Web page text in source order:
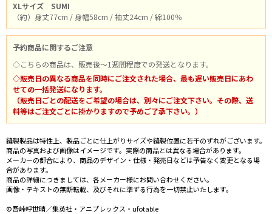
XLサイズ
SUMI
（約）身丈77cm / 身幅58cm / 袖丈24cm / 綿100％
予約商品に関するご注意
◇こちらの商品は、販売後～1週間程度での発送となります。
◇販売日の異なる商品を同時にご注文された場合、最も遅い販売日にあわ
せての一括発送になります。
（販売日ごとの配送をご希望の場合は、別々にご注文下さい。その際、送
料等はご注文ごとに掛かりますので予めご了承下さい。）
縫製製品は特性上、製品ごとに仕上がりサイズや縫製位置に若干のずれがございます。
商品の写真および画像はイメージです。実際の商品とは異なる場合があります。
メーカーの都合により、商品のデザイン・仕様・発売日などは予告なく変更となる場
合があります。
商品の詳細につきましては、各メーカー様にお問い合わせください。
画像・テキストの無断転載、及びそれに準ずる行為を一切禁止いたします。
©吾峠呼世晴／集英社・アニプレックス・ufotable